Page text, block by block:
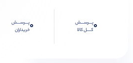
0پـــرســـش
کــــل کالا
0پـــرســـش
خریداران